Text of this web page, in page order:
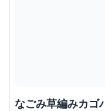
なごみ草編みカゴ